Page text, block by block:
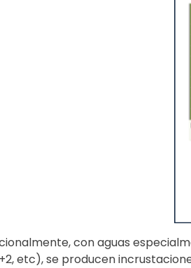
con aguas
etc), se producen